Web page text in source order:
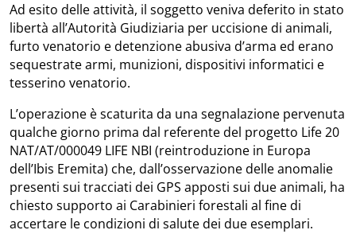
Ad esito delle attività, il soggetto veniva deferito in stato
libertà all’Autorità Giudiziaria per uccisione di animali,
furto venatorio e detenzione abusiva d’arma ed erano
sequestrate armi, munizioni, dispositivi informatici e
tesserino venatorio.
L’operazione è scaturita da una segnalazione pervenuta
qualche giorno prima dal referente del progetto Life 20
NAT/AT/000049 LIFE NBI (reintroduzione in Europa
dell’Ibis Eremita) che, dall’osservazione delle anomalie
presenti sui tracciati dei GPS apposti sui due animali, ha
chiesto supporto ai Carabinieri forestali al fine di
accertare le condizioni di salute dei due esemplari.